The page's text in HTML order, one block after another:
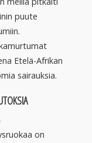
puute
Etelä-Afrikan
sairauksia.
on